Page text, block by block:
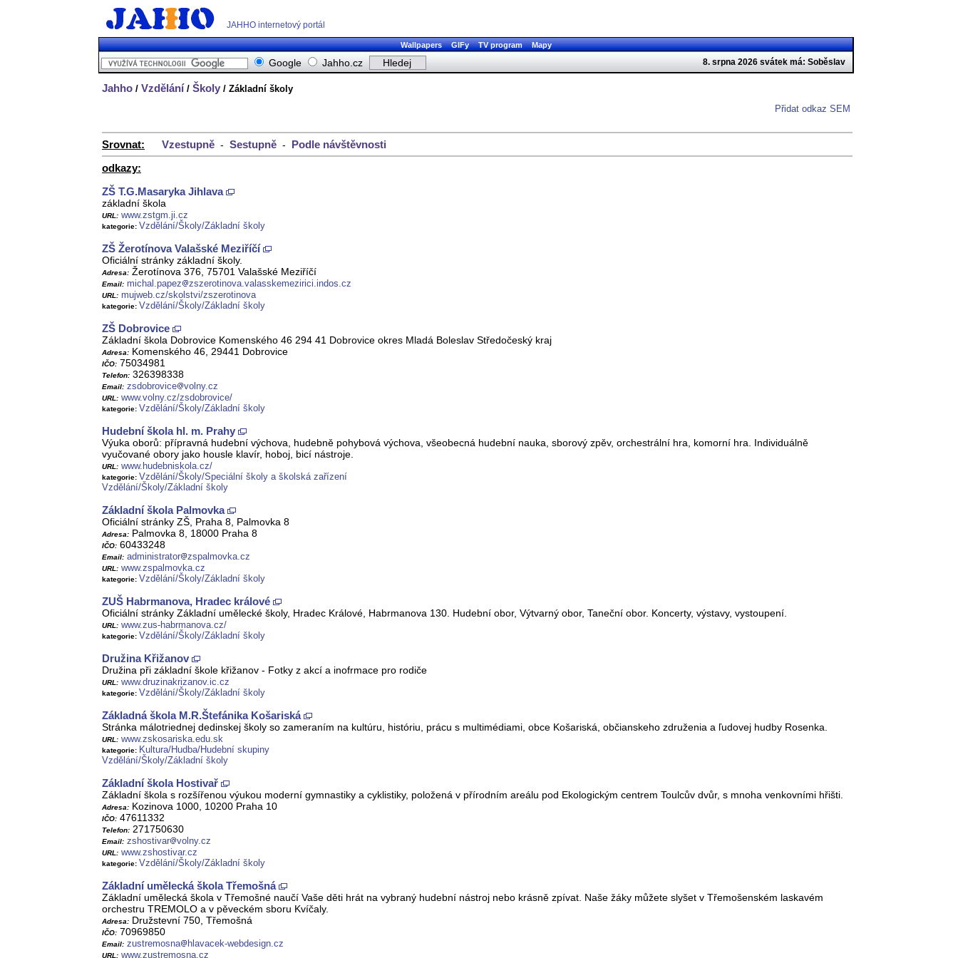
JAHHO internetový portál
Wallpapers GIFy TV program Mapy
8. srpna 2026 svátek má: Soběslav
Google Jahho.cz
Jahho / Vzdělání / Školy / Základní školy
Přidat odkaz SEM
Srovnat: Vzestupně - Sestupně - Podle návštěvnosti
odkazy:
ZŠ T.G.Masaryka Jihlava
základní škola
URL: www.zstgm.ji.cz
kategorie: Vzdělání/Školy/Základní školy
ZŠ Žerotínova Valašské Meziříčí
Oficiální stránky základní školy.
Adresa: Žerotínova 376, 75701 Valašské Meziříčí
Email: michal.papez zszerotinova.valasskemezirici.indos.cz
URL: mujweb.cz/skolstvi/zszerotinova
kategorie: Vzdělání/Školy/Základní školy
ZŠ Dobrovice
Základní škola Dobrovice Komenského 46 294 41 Dobrovice okres Mladá Boleslav Středočeský kraj
Adresa: Komenského 46, 29441 Dobrovice
IČO: 75034981
Telefon: 326398338
Email: zsdobrovice volny.cz
URL: www.volny.cz/zsdobrovice/
kategorie: Vzdělání/Školy/Základní školy
Hudební škola hl. m. Prahy
Výuka oborů: přípravná hudební výchova, hudebně pohybová výchova, všeobecná hudební nauka, sborový zpěv, orchestrální hra, komorní hra. Individuálně
vyučované obory jako housle klavír, hoboj, bicí nástroje.
URL: www.hudebniskola.cz/
kategorie: Vzdělání/Školy/Speciální školy a školská zařízení
Vzdělání/Školy/Základní školy
Základní škola Palmovka
Oficiální stránky ZŠ, Praha 8, Palmovka 8
Adresa: Palmovka 8, 18000 Praha 8
IČO: 60433248
Email: administrator zspalmovka.cz
URL: www.zspalmovka.cz
kategorie: Vzdělání/Školy/Základní školy
ZUŠ Habrmanova, Hradec králové
Oficiální stránky Základní umělecké školy, Hradec Králové, Habrmanova 130. Hudební obor, Výtvarný obor, Taneční obor. Koncerty, výstavy, vystoupení.
URL: www.zus-habrmanova.cz/
kategorie: Vzdělání/Školy/Základní školy
Družina Křižanov
Družina při základní škole křižanov - Fotky z akcí a inofrmace pro rodiče
URL: www.druzinakrizanov.ic.cz
kategorie: Vzdělání/Školy/Základní školy
Základná škola M.R.Štefánika Košariská
Stránka málotriednej dedinskej školy so zameraním na kultúru, históriu, prácu s multimédiami, obce Košariská, občianskeho združenia a ľudovej hudby Rosenka.
URL: www.zskosariska.edu.sk
kategorie: Kultura/Hudba/Hudební skupiny
Vzdělání/Školy/Základní školy
Základní škola Hostivař
Základní škola s rozšířenou výukou moderní gymnastiky a cyklistiky, položená v přírodním areálu pod Ekologickým centrem Toulcův dvůr, s mnoha venkovními hřišti.
Adresa: Kozinova 1000, 10200 Praha 10
IČO: 47611332
Telefon: 271750630
Email: zshostivar volny.cz
URL: www.zshostivar.cz
kategorie: Vzdělání/Školy/Základní školy
Základní umělecká škola Třemošná
Základní umělecká škola v Třemošné naučí Vaše děti hrát na vybraný hudební nástroj nebo krásně zpívat. Naše žáky můžete slyšet v Třemošenském laskavém
orchestru TREMOLO a v pěveckém sboru Kvíčaly.
Adresa: Družstevní 750, Třemošná
IČO: 70969850
Email: zustremosna hlavacek-webdesign.cz
URL: www.zustremosna.cz